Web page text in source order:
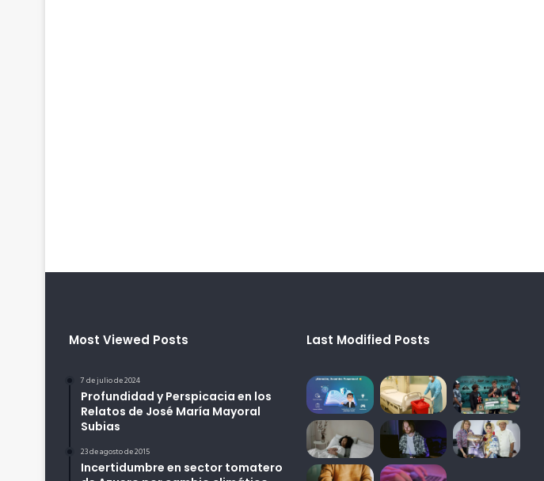
Most Viewed Posts
7 de julio de 2024
Profundidad y Perspicacia en los
Relatos de José María Mayoral
Subias
23 de agosto de 2015
Incertidumbre en sector tomatero
Last Modified Posts